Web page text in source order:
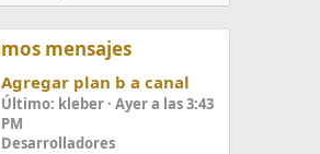
mensajes
Agregar plan b a canal
Último: kleber Ayer a las 3:43
PM
Desarrolladores